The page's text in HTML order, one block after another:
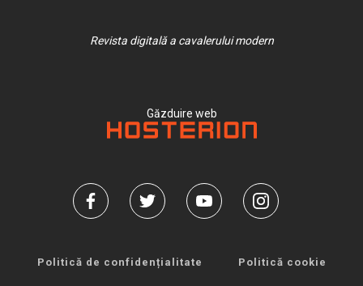
Revista digitală a cavalerului modern
Găzduire web
Politică de confidențialitate Politică cookie